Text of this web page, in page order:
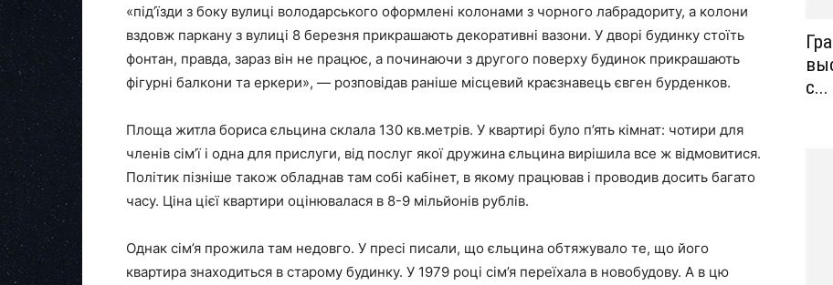
«під’їзди з боку вулиці володарського оформлені колонами з чорного лабрадориту, а колони
вздовж паркану з вулиці 8 березня прикрашають декоративні вазони. У дворі будинку стоїть
фонтан, правда, зараз він не працює, а починаючи з другого поверху будинок прикрашають
фігурні балкони та еркери», — розповідав раніше місцевий краєзнавець євген бурденков.
Площа житла бориса єльцина склала 130 кв.метрів. У квартирі було п’ять кімнат: чотири для
членів сім’ї і одна для прислуги, від послуг якої дружина єльцина вирішила все ж відмовитися.
Політик пізніше також обладнав там собі кабінет, в якому працював і проводив досить багато
часу. Ціна цієї квартири оцінювалася в 8-9 мільйонів рублів.
Однак сім’я прожила там недовго. У пресі писали, що єльцина обтяжувало те, що його
квартира знаходиться в старому будинку. У 1979 році сім’я переїхала в новобудову. А в цю
с...